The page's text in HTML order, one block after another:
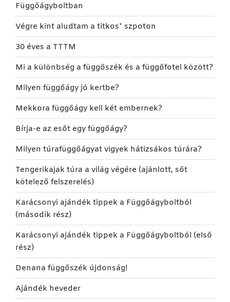
Függőágyboltban
Végre kint aludtam a titkos* szpoton
30 éves a TTTM
Mi a különbség a függőszék és a függőfotel között?
Milyen függőágy jó kertbe?
Mekkora függőágy kell két embernek?
Bírja-e az esőt egy függőágy?
Milyen túrafüggőágyat vigyek hátizsákos túrára?
Tengerikajak túra a világ végére (ajánlott, sőt
kötelező felszerelés)
Karácsonyi ajándék tippek a Függőágyboltból
(második rész)
Karácsonyi ajándék tippek a Függőágyboltból (első
rész)
Denana függőszék újdonság!
Ajándék heveder